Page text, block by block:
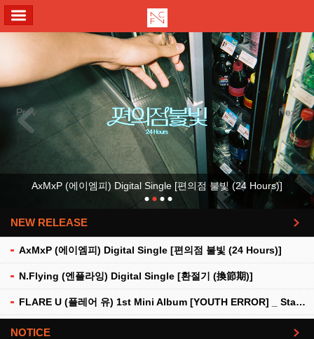
Previous Next
AxMxP (에이엠피) Digital Single [편의점 불빛 (24 Hours)]
NEW RELEASE
AxMxP (에이엠피) Digital Single [편의점 불빛 (24 Hours)]
N.Flying (엔플라잉) Digital Single [환절기 (換節期)]
FLARE U (플레어 유) 1st Mini Album [YOUTH ERROR] _ Stationery Kit Ver.
더보기
NOTICE 더보기